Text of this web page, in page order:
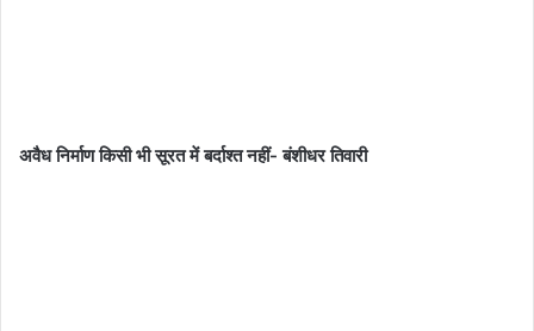
अवैध निर्माण किसी भी सूरत में बर्दाश्त नहीं- बंशीधर तिवारी